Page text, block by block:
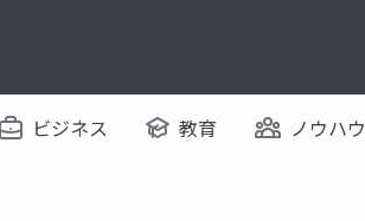
ビジネス 教育 ノウハウ